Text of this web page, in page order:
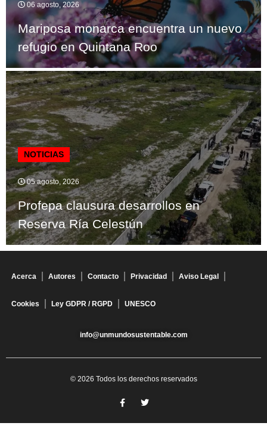
06 agosto, 2026
Mariposa monarca encuentra un nuevo
refugio en Quintana Roo
NOTICIAS
05 agosto, 2026
Profepa clausura desarrollos en
Reserva Ría Celestún
Acerca Autores Contacto Privacidad Aviso Legal
Cookies Ley GDPR / RGPD UNESCO
info@unmundosustentable.com
© 2026 Todos los derechos reservados